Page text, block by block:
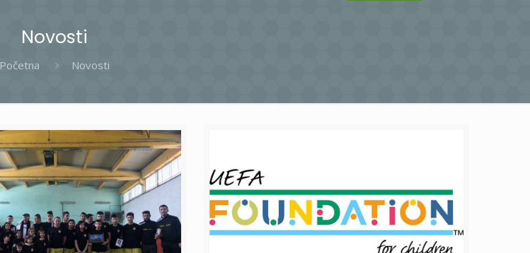
Novosti
Početna Novosti